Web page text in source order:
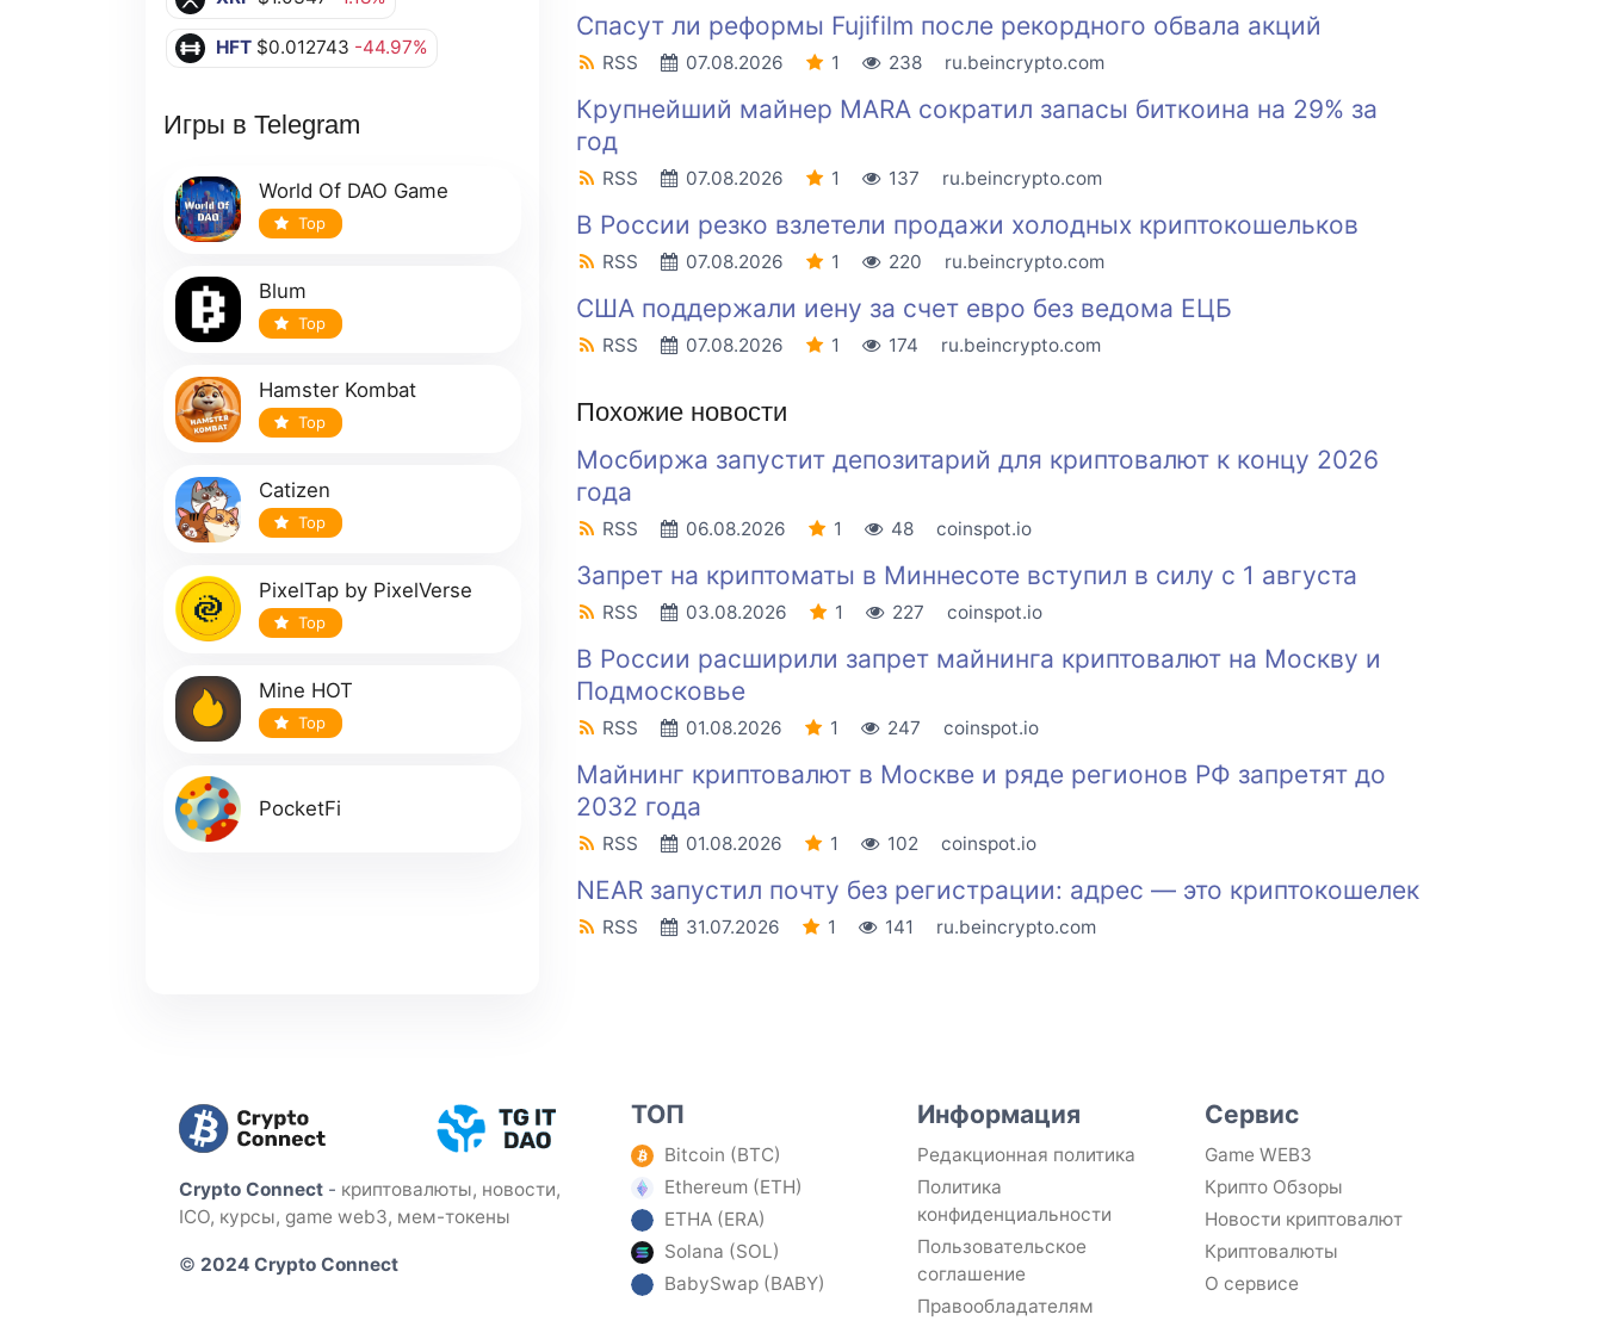
HFT $0.012743 -44.97%
Игры в Telegram
World Of DAO Game
Top
Blum
Top
Hamster Kombat
Top
Catizen
Top
PixelTap by PixelVerse
Top
Mine HOT
Top
PocketFi
Спасут ли реформы Fujifilm после рекордного обвала акций
RSS 07.08.2026 1 238 ru.beincrypto.com
Крупнейший майнер MARA сократил запасы биткоина на 29% за
год
RSS 07.08.2026 1 137 ru.beincrypto.com
В России резко взлетели продажи холодных криптокошельков
RSS 07.08.2026 1 220 ru.beincrypto.com
США поддержали иену за счет евро без ведома ЕЦБ
RSS 07.08.2026 1 174 ru.beincrypto.com
Похожие новости
Мосбиржа запустит депозитарий для криптовалют к концу 2026
года
RSS 06.08.2026 1 48 coinspot.io
Запрет на криптоматы в Миннесоте вступил в силу с 1 августа
RSS 03.08.2026 1 227 coinspot.io
В России расширили запрет майнинга криптовалют на Москву и
Подмосковье
RSS 01.08.2026 1 247 coinspot.io
Майнинг криптовалют в Москве и ряде регионов РФ запретят до
2032 года
RSS 01.08.2026 1 102 coinspot.io
NEAR запустил почту без регистрации: адрес — это криптокошелек
RSS 31.07.2026 1 141 ru.beincrypto.com
Crypto Connect - криптовалюты, новости,
ICO, курсы, game web3, мем-токены
© 2024 Crypto Connect
ТОП
Bitcoin (BTC)
Ethereum (ETH)
ETHA (ERA)
Solana (SOL)
BabySwap (BABY)
Информация
Редакционная политика
Политика
конфиденциальности
Пользовательское
соглашение
Правообладателям
Сервис
Game WEB3
Крипто Обзоры
Новости криптовалют
Криптовалюты
О сервисе